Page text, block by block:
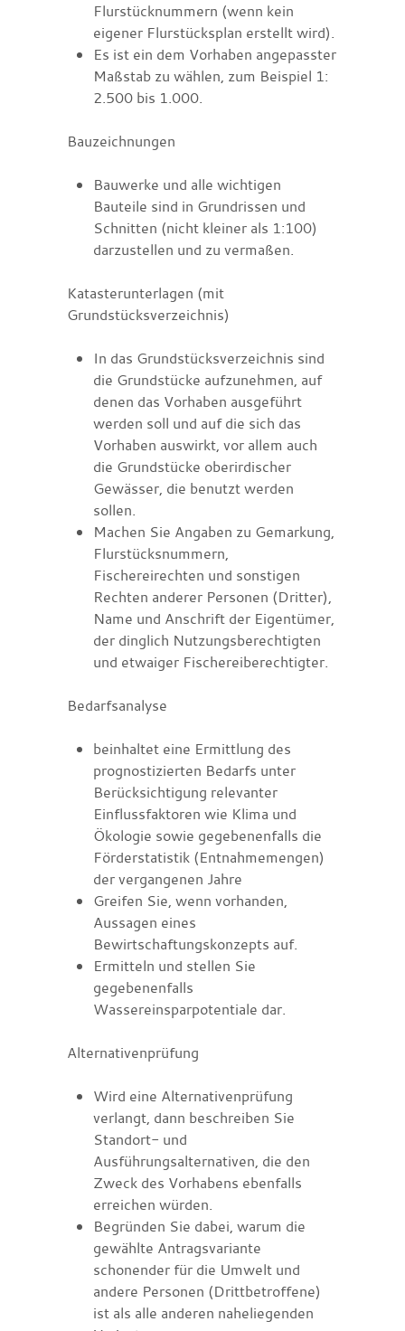
Flurstücknummern (wenn kein
eigener Flurstücksplan erstellt wird).
Es ist ein dem Vorhaben angepasster
Maßstab zu wählen, zum Beispiel 1:
2.500 bis 1.000.
Bauzeichnungen
Bauwerke und alle wichtigen
Bauteile sind in Grundrissen und
Schnitten (nicht kleiner als 1:100)
darzustellen und zu vermaßen.
Katasterunterlagen (mit
Grundstücksverzeichnis)
In das Grundstücksverzeichnis sind
die Grundstücke aufzunehmen, auf
denen das Vorhaben ausgeführt
werden soll und auf die sich das
Vorhaben auswirkt, vor allem auch
die Grundstücke oberirdischer
Gewässer, die benutzt werden
sollen.
Machen Sie Angaben zu Gemarkung,
Flurstücksnummern,
Fischereirechten und sonstigen
Rechten anderer Personen (Dritter),
Name und Anschrift der Eigentümer,
der dinglich Nutzungsberechtigten
und etwaiger Fischereiberechtigter.
Bedarfsanalyse
beinhaltet eine Ermittlung des
prognostizierten Bedarfs unter
Berücksichtigung relevanter
Einflussfaktoren wie Klima und
Ökologie sowie gegebenenfalls die
Förderstatistik (Entnahmemengen)
der vergangenen Jahre
Greifen Sie, wenn vorhanden,
Aussagen eines
Bewirtschaftungskonzepts auf.
Ermitteln und stellen Sie
gegebenenfalls
Wassereinsparpotentiale dar.
Alternativenprüfung
Wird eine Alternativenprüfung
verlangt, dann beschreiben Sie
Standort- und
Ausführungsalternativen, die den
Zweck des Vorhabens ebenfalls
erreichen würden.
Begründen Sie dabei, warum die
gewählte Antragsvariante
schonender für die Umwelt und
andere Personen (Drittbetroffene)
ist als alle anderen naheliegenden